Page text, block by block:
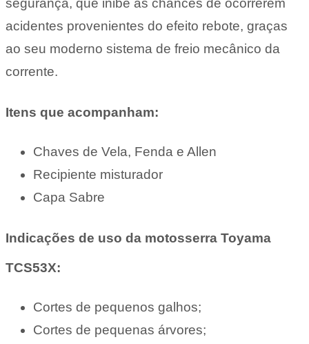
segurança, que inibe as chances de ocorrerem
acidentes provenientes do efeito rebote, graças
ao seu moderno sistema de freio mecânico da
corrente.
Itens que acompanham:
Chaves de Vela, Fenda e Allen
Recipiente misturador
Capa Sabre
Indicações de uso da motosserra Toyama
TCS53X:
Cortes de pequenos galhos;
Cortes de pequenas árvores;